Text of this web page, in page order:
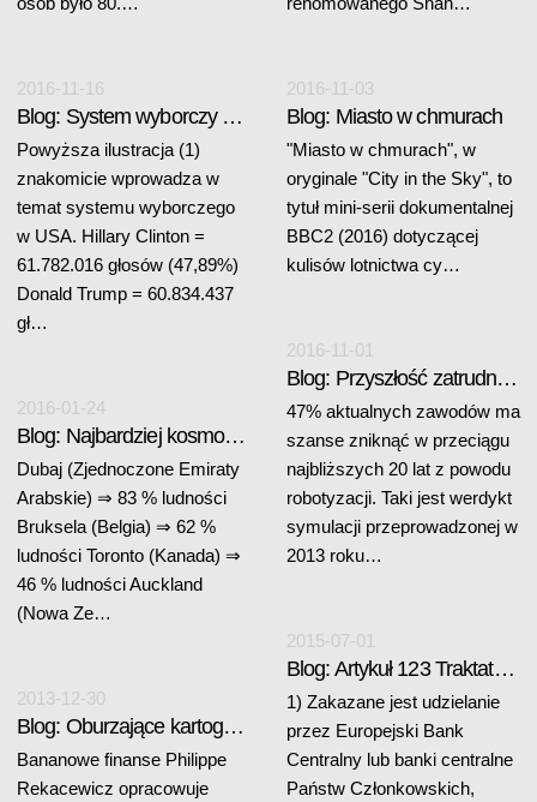
2016-11-16
Blog: System wyborczy w USA
Powyższa ilustracja (1)
znakomicie wprowadza w
temat systemu wyborczego
w USA. Hillary Clinton =
61.782.016 głosów (47,89%)
Donald Trump = 60.834.437
gł…
2016-11-03
Blog: Miasto w chmurach
"Miasto w chmurach", w
oryginale "City in the Sky", to
tytuł mini-serii dokumentalnej
BBC2 (2016) dotyczącej
kulisów lotnictwa cy…
2016-11-01
Blog: Przyszłość zatrudnienia wg Oxford
47% aktualnych zawodów ma
szanse zniknąć w przeciągu
najbliższych 20 lat z powodu
robotyzacji. Taki jest werdykt
symulacji przeprowadzonej w
2013 roku…
2016-01-24
Blog: Najbardziej kosmopolityczne miasta świata
Dubaj (Zjednoczone Emiraty
Arabskie) ⇒ 83 % ludności
Bruksela (Belgia) ⇒ 62 %
ludności Toronto (Kanada) ⇒
46 % ludności Auckland
(Nowa Ze…
2015-07-01
Blog: Artykuł 123 Traktatu Lizbońskiego
1) Zakazane jest udzielanie
przez Europejski Bank
Centralny lub banki centralne
Państw Członkowskich,
2013-12-30
Blog: Oburzające kartografie
Bananowe finanse Philippe
Rekacewicz opracowuje